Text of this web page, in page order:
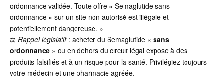
ordonnance validée. Toute offre « Semaglutide sans
ordonnance » sur un site non autorisé est illégale et
potentiellement dangereuse. »
⚖️ Rappel législatif: acheter du Semaglutide « sans
ordonnance » ou en dehors du circuit légal expose à des
produits falsifiés et à un risque pour la santé. Privilégiez toujours
votre médecin et une pharmacie agréée.